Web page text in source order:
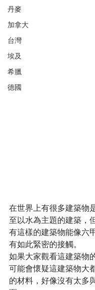
丹麥
加拿大
台灣
埃及
希臘
德國
在世界上有很多建築物
至以水為主題的建築，
有這樣的建築物能像六
有如此緊密的接觸。
如果大家觀看這建築物
可能會懷疑這建築物大
的材料，好像沒有太多